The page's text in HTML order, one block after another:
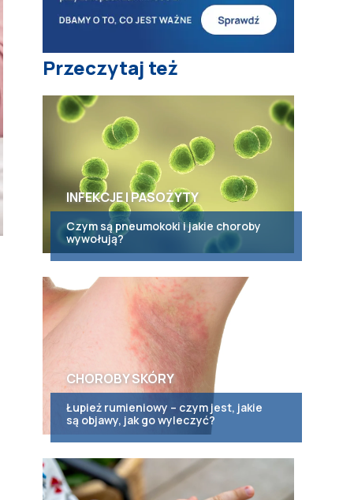
Przeczytaj też
INFEKCJE I PASOŻYTY
Czym są pneumokoki i jakie choroby
wywołują?
CHOROBY SKÓRY
Łupież rumieniowy – czym jest, jakie
są objawy, jak go wyleczyć?